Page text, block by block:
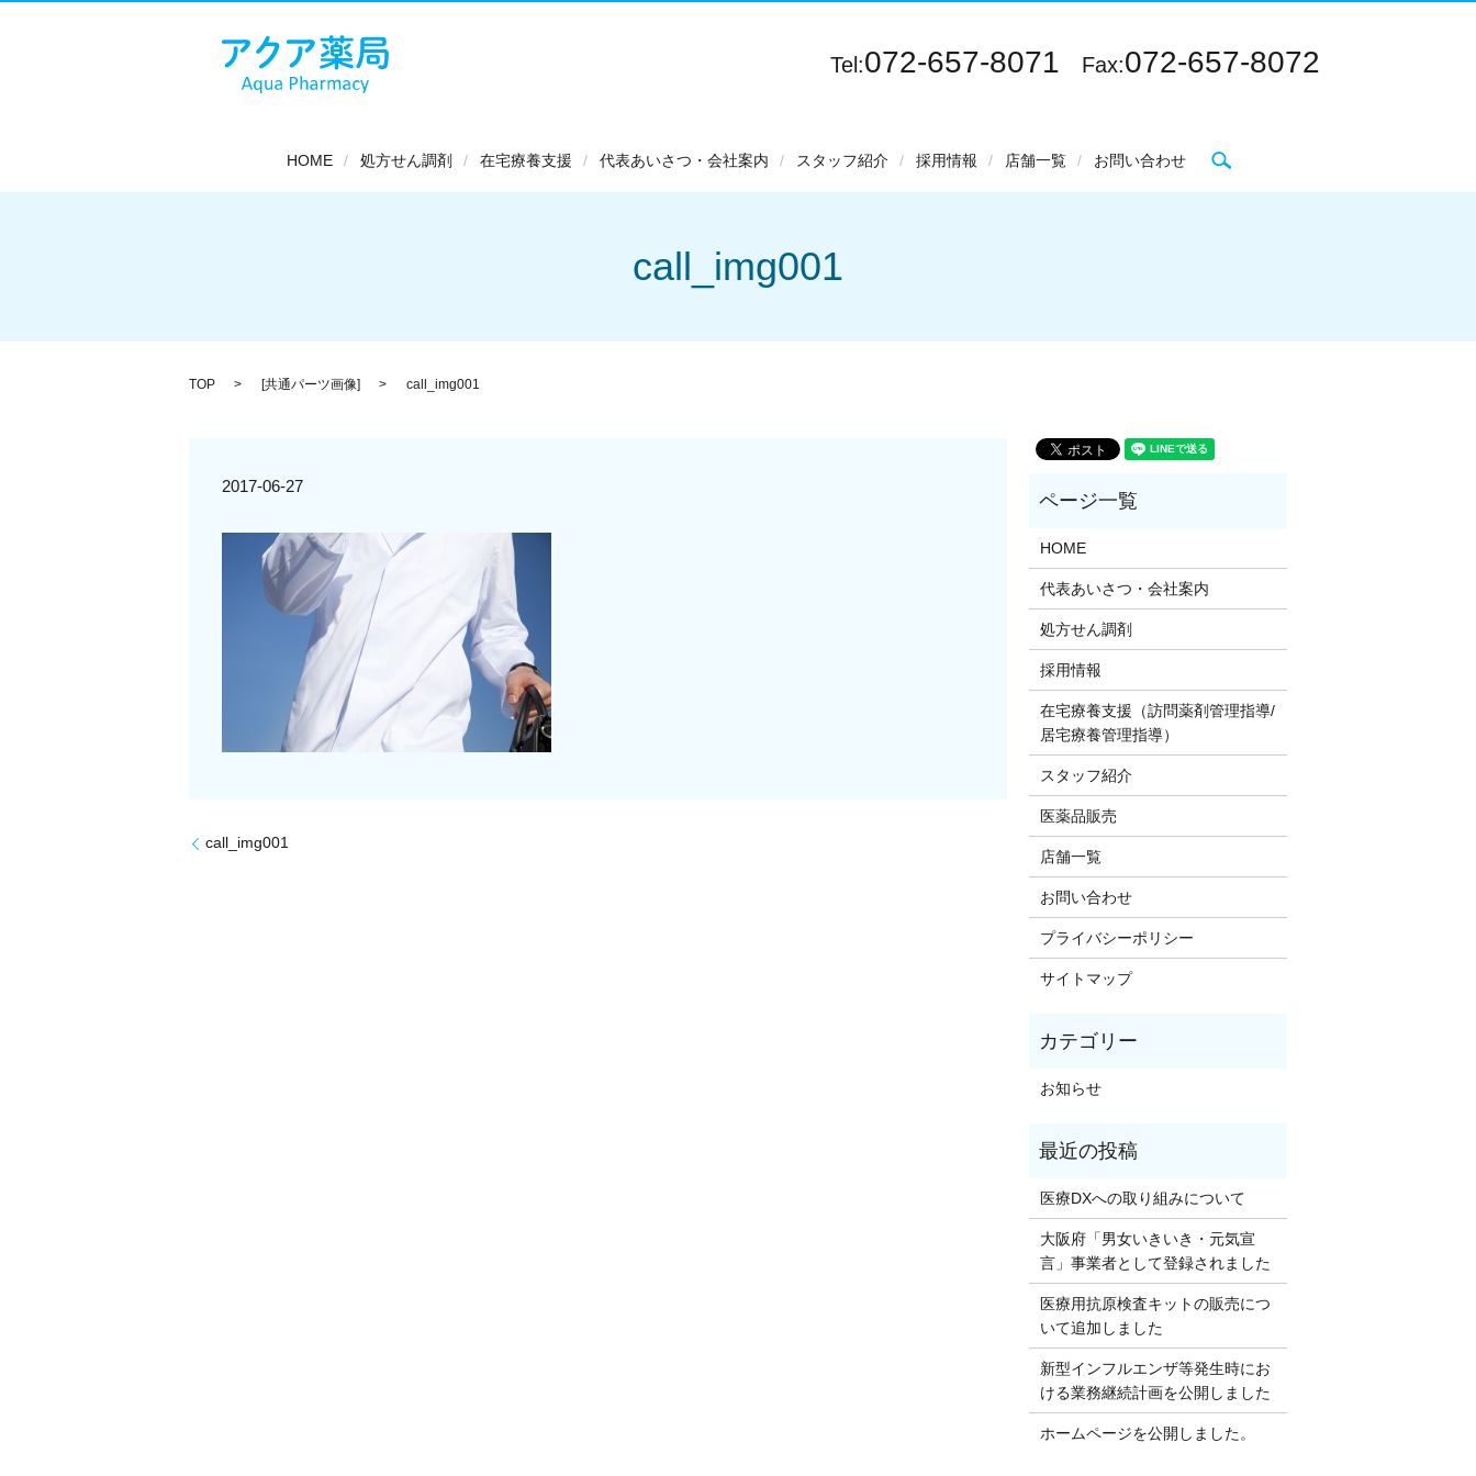
Tel:072-657-8071 Fax:072-657-8072
HOME 処方せん調剤 在宅療養支援 代表あいさつ・会社案内 スタッフ紹介 採用情報 店舗一覧 お問い合わせ
call_img001
TOP [共通パーツ画像] call_img001
2017-06-27
call_img001
HOME
代表あいさつ・会社案内
処方せん調剤
採用情報
在宅療養支援（訪問薬剤管理指導/
居宅療養管理指導）
スタッフ紹介
医薬品販売
店舗一覧
お問い合わせ
プライバシーポリシー
サイトマップ
お知らせ
医療DXへの取り組みについて
大阪府「男女いきいき・元気宣
言」事業者として登録されました
医療用抗原検査キットの販売につ
いて追加しました
新型インフルエンザ等発生時にお
ける業務継続計画を公開しました
ホームページを公開しました。